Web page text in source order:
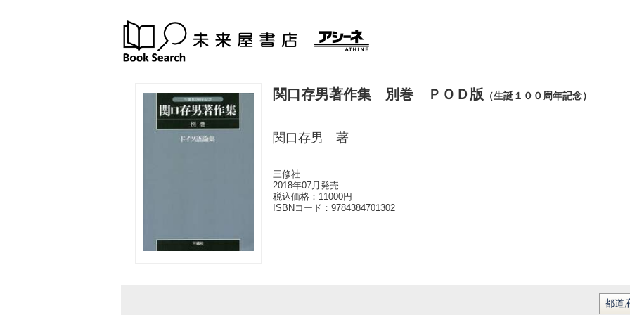
関口存男著作集 別巻 ＰＯＤ版 （生誕１００周年記念）
関口存男 著
三修社
2018年07月発売
税込価格：11000円
ISBNコード： 9784384701302